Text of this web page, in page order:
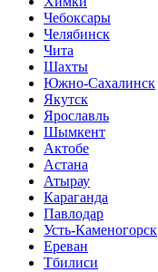
Чебоксары
Челябинск
Чита
Шахты
Южно-Сахалинск
Якутск
Ярославль
Шымкент
Актобе
Астана
Атырау
Караганда
Павлодар
Усть-Каменогорск
Ереван
Тбилиси